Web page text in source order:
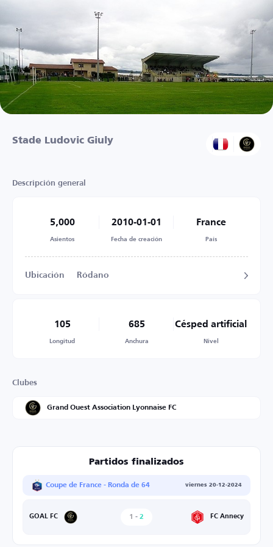
Stade Ludovic Giuly
Descripción general
5,000
Asientos
2010-01-01
Fecha de creación
France
País
Ubicación Ródano
105
Longitud
685
Anchura
Césped artificial
Nivel
Clubes
Grand Ouest Association Lyonnaise FC
Partidos finalizados
Coupe de France - Ronda de 64 viernes 20-12-2024
GOAL FC 1 - 2 FC Annecy